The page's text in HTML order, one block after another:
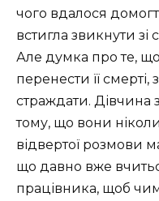
чого вдалося
встигла звикнути
Але думка про те,
перенести її
страждати. Дівчина
тому, що вони
відвертої розмови
що давно вже
працівника, щоб